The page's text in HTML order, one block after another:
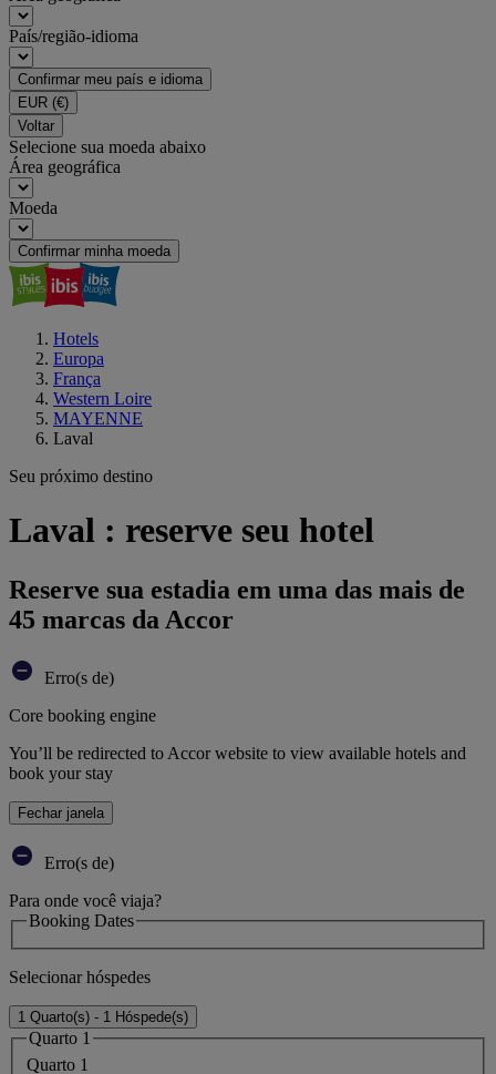
País/região-idioma
Confirmar meu país e idioma
EUR (€)
Voltar
Selecione sua moeda abaixo
Área geográfica
Moeda
Confirmar minha moeda
Hotels
Europa
França
Western Loire
MAYENNE
Laval
Seu próximo destino
Laval : reserve seu hotel
Reserve sua estadia em uma das mais de
45 marcas da Accor
Erro(s de)
Core booking engine
You’ll be redirected to Accor website to view available hotels and
book your stay
Fechar janela
Erro(s de)
Para onde você viaja?
Booking Dates
Selecionar hóspedes
1 Quarto(s) - 1 Hóspede(s)
Quarto 1
Quarto 1